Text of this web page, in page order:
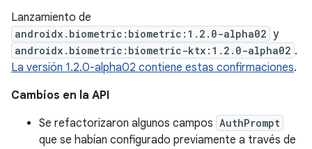
Lanzamiento de
androidx.biometric:biometric:1.2.0-alpha02 y
androidx.biometric:biometric-ktx:1.2.0-alpha02 .
La versión 1.2.0-alpha02 contiene estas confirmaciones.
Cambios en la API
Se refactorizaron algunos campos AuthPrompt
que se habían configurado previamente a través de